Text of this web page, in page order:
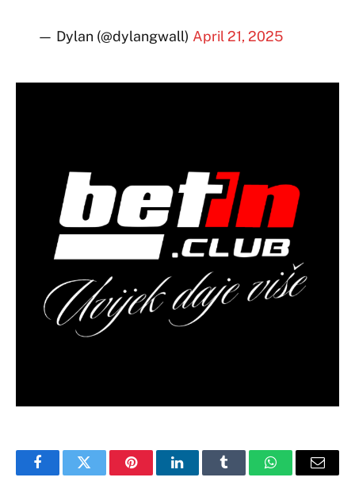
— Dylan (@dylangwall) April 21, 2025
FacebookTwitter PinterestLinkedInTumblr WhatsAppEmail